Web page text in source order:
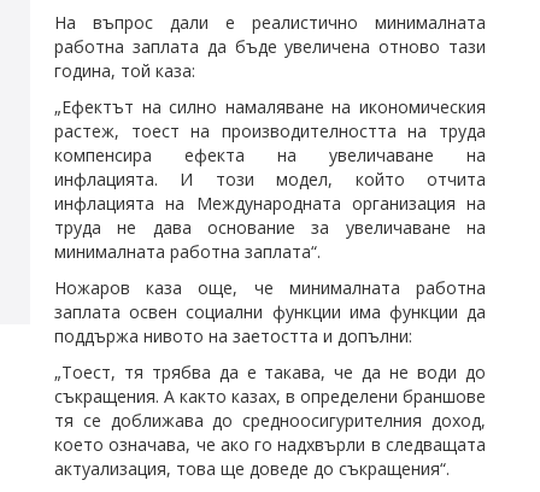
На въпрос дали е реалистично минималната
работна заплата да бъде увеличена отново тази
година, той каза:
„Ефектът на силно намаляване на икономическия
растеж, тоест на производителността на труда
компенсира ефекта на увеличаване на
инфлацията. И този модел, който отчита
инфлацията на Международната организация на
труда не дава основание за увеличаване на
минималната работна заплата“.
Ножаров каза още, че минималната работна
заплата освен социални функции има функции да
поддържа нивото на заетостта и допълни:
„Тоест, тя трябва да е такава, че да не води до
съкращения. А както казах, в определени браншове
тя се доближава до средноосигурителния доход,
което означава, че ако го надхвърли в следващата
актуализация, това ще доведе до съкращения“.